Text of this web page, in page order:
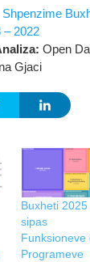
Shpenzime
– 2022
Open
Gjaci
Buxheti 2025
sipas
Funksioneve
Programeve